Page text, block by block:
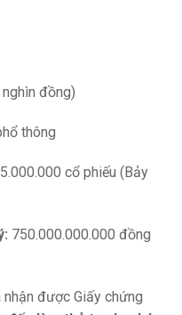
đồng)
thông
cổ phiếu (Bảy
750.000.000.000 đồng
được Giấy chứng